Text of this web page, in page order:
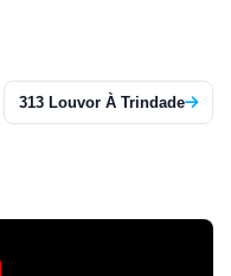
313 Louvor À Trindade